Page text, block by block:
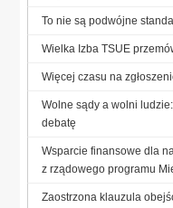
To nie są podwójne
Wielka Izba TSUE
Więcej czasu na
Wolne sądy a wolni
debatę
Wsparcie finansowe dla
z rządowego programu
Zaostrzona klauzula